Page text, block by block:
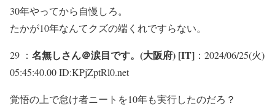
30年やってから自慢しろ。
たかが10年なんてクズの端くれですらない。
29 ： 名無しさん＠涙目です。(大阪府) [IT] ：2024/06/25(火)
05:45:40.00 ID:KPjZptRl0.net
覚悟の上で怠け者ニートを10年も実行したのだろ？